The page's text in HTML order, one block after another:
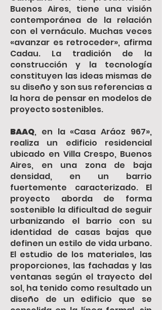
Buenos Aires, tiene una visión
contemporánea de la relación
con el vernáculo. Muchas veces
«avanzar es retroceder», afirma
Cadau. La tradición de la
construcción y la tecnología
constituyen las ideas mismas de
su diseño y son sus referencias a
la hora de pensar en modelos de
proyecto sostenibles.
BAAQ, en la «Casa Aráoz 967»,
realiza un edificio residencial
ubicado en Villa Crespo, Buenos
Aires, en una zona de baja
densidad, en un barrio
fuertemente caracterizado. El
proyecto aborda de forma
sostenible la dificultad de seguir
urbanizando el barrio con su
identidad de casas bajas que
definen un estilo de vida urbano.
El estudio de los materiales, las
proporciones, las fachadas y las
ventanas según el trayecto del
sol, ha tenido como resultado un
diseño de un edificio que se